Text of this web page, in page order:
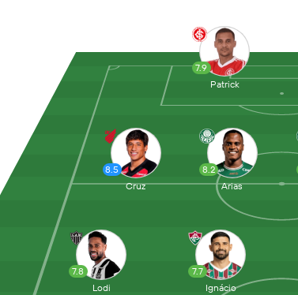
7.8
Lodi
8.5
Cruz
8.2
Arias
7.7
Ignácio
7.9
Patrick